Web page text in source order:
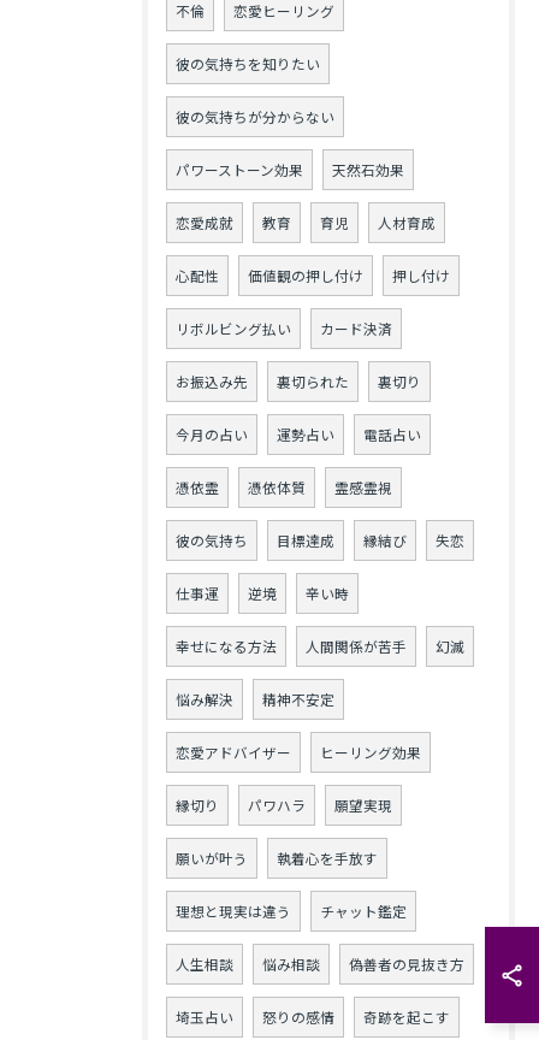
不倫 恋愛ヒーリング
彼の気持ちを知りたい
彼の気持ちが分からない
パワーストーン効果 天然石効果
恋愛成就 教育 育児 人材育成
心配性 価値観の押し付け 押し付け
リボルビング払い カード決済
お振込み先 裏切られた 裏切り
今月の占い 運勢占い 電話占い
憑依霊 憑依体質 霊感霊視
彼の気持ち 目標達成 縁結び 失恋
仕事運 逆境 辛い時
幸せになる方法 人間関係が苦手 幻滅
悩み解決 精神不安定
恋愛アドバイザー ヒーリング効果
縁切り パワハラ 願望実現
願いが叶う 執着心を手放す
理想と現実は違う チャット鑑定
人生相談 悩み相談 偽善者の見抜き方
埼玉占い 怒りの感情 奇跡を起こす